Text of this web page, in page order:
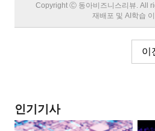
Copyright Ⓒ 동아비즈니스리뷰. All
재배포 및 AI학습 이
이
인기기사